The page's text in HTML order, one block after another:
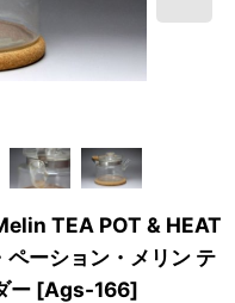
TEA POT & HEAT
ーション・メリン テ
ー [Ags-166]